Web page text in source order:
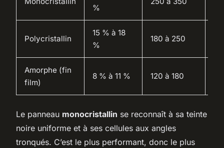
%
Polycristallin
15 % à 18
%
180 à 250
Amorphe (fin
film)
8 % à 11 % 120 à 180
Le panneau monocristallin se reconnaît à sa teinte
noire uniforme et à ses cellules aux angles
tronqués. C’est le plus performant, donc le plus